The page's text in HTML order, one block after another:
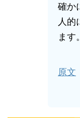
確か
人的
ます。
原文